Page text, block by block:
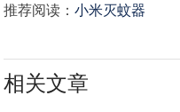
推荐阅读：小米灭蚊器
相关文章